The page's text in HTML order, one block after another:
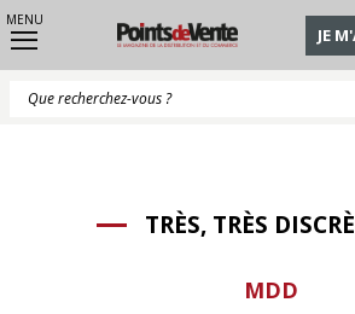
MENU
JE
TRÈS, TRÈS
MDD